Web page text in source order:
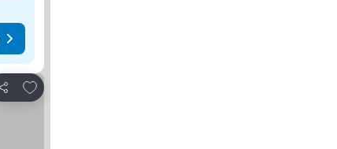
Teilen
Zu Favoriten hinzufügen